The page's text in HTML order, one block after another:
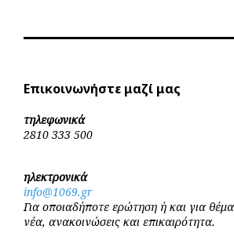
Επικοινωνήστε μαζί μας
τηλεφωνικά
2810 333 500
ηλεκτρονικά
info@1069.gr
Για οποιαδήποτε ερώτηση ή και για
νέα, ανακοινώσεις και επικαιρότητα.